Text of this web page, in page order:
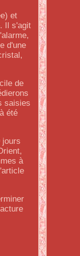
et
Il s'agit
d'une
de
saisies
été
jours
à